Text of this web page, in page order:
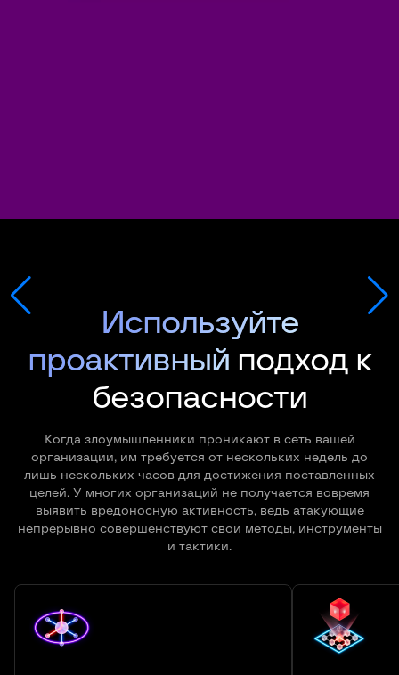
Используйте
проактивный подход к
безопасности
Когда злоумышленники проникают в сеть вашей
организации, им требуется от нескольких недель до
лишь нескольких часов для достижения поставленных
целей. У многих организаций не получается вовремя
выявить вредоносную активность, ведь атакующие
непрерывно совершенствуют свои методы, инструменты
и тактики.